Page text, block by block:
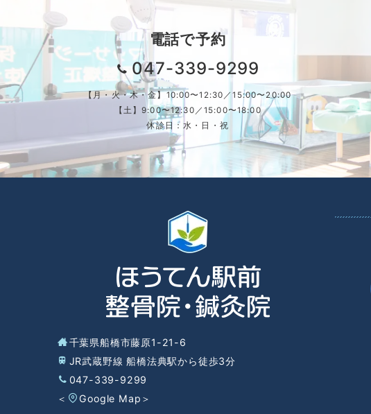
電話で予約
047-339-9299
【月・火・木・金】10:00〜12:30／15:00〜20:00
【土】9:00〜12:30／15:00〜18:00
休診日：水・日・祝
千葉県船橋市藤原1-21-6
JR武蔵野線 船橋法典駅から徒歩3分
047-339-9299
＜
Google Map ＞